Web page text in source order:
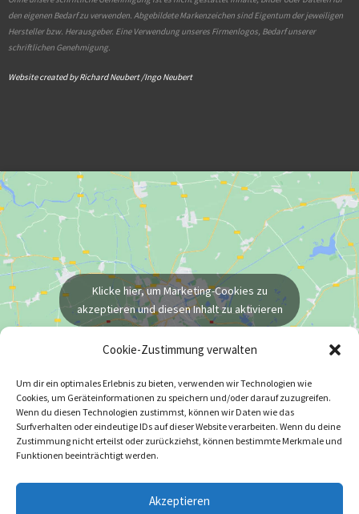
Cookie-Zustimmung verwalten
Um dir ein optimales Erlebnis zu bieten, verwenden wir Technologien wie
Cookies, um Geräteinformationen zu speichern und/oder darauf zuzugreifen.
Wenn du diesen Technologien zustimmst, können wir Daten wie das
Surfverhalten oder eindeutige IDs auf dieser Website verarbeiten. Wenn du deine
Zustimmung nicht erteilst oder zurückziehst, können bestimmte Merkmale und
Funktionen beeinträchtigt werden.
Akzeptieren
den eigenen Bedarf zu verwenden. Abgebildete Markenzeichen sind Eigentum der jeweiligen
Hersteller bzw. Herausgeber. Eine Verwendung unseres Firmenlogos, Bedarf unserer
schriftlichen Genehmigung.
Website created by Richard Neubert /Ingo Neubert
Klicke hier, um Marketing-Cookies zu
akzeptieren und diesen Inhalt zu aktivieren
Copyright © 2026 Spedition Weise GmbH
L